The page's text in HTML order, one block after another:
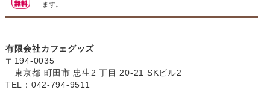
ます。
有限会社カフェグッズ
〒194-0035
東京都 町田市 忠生2 丁目 20-21 SKビル2
TEL：042-794-9511